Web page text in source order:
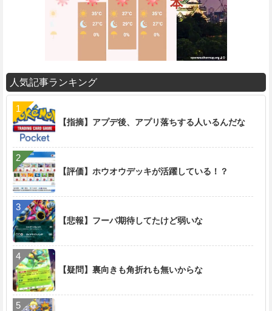
M
t
人気記事ランキング
【指摘】アプデ後、アプリ落ちする人いるんだな
【評価】ホウオウデッキが活躍している！？
【悲報】フーパ期待してたけど弱いな
【疑問】裏向きも角折れも無いからな